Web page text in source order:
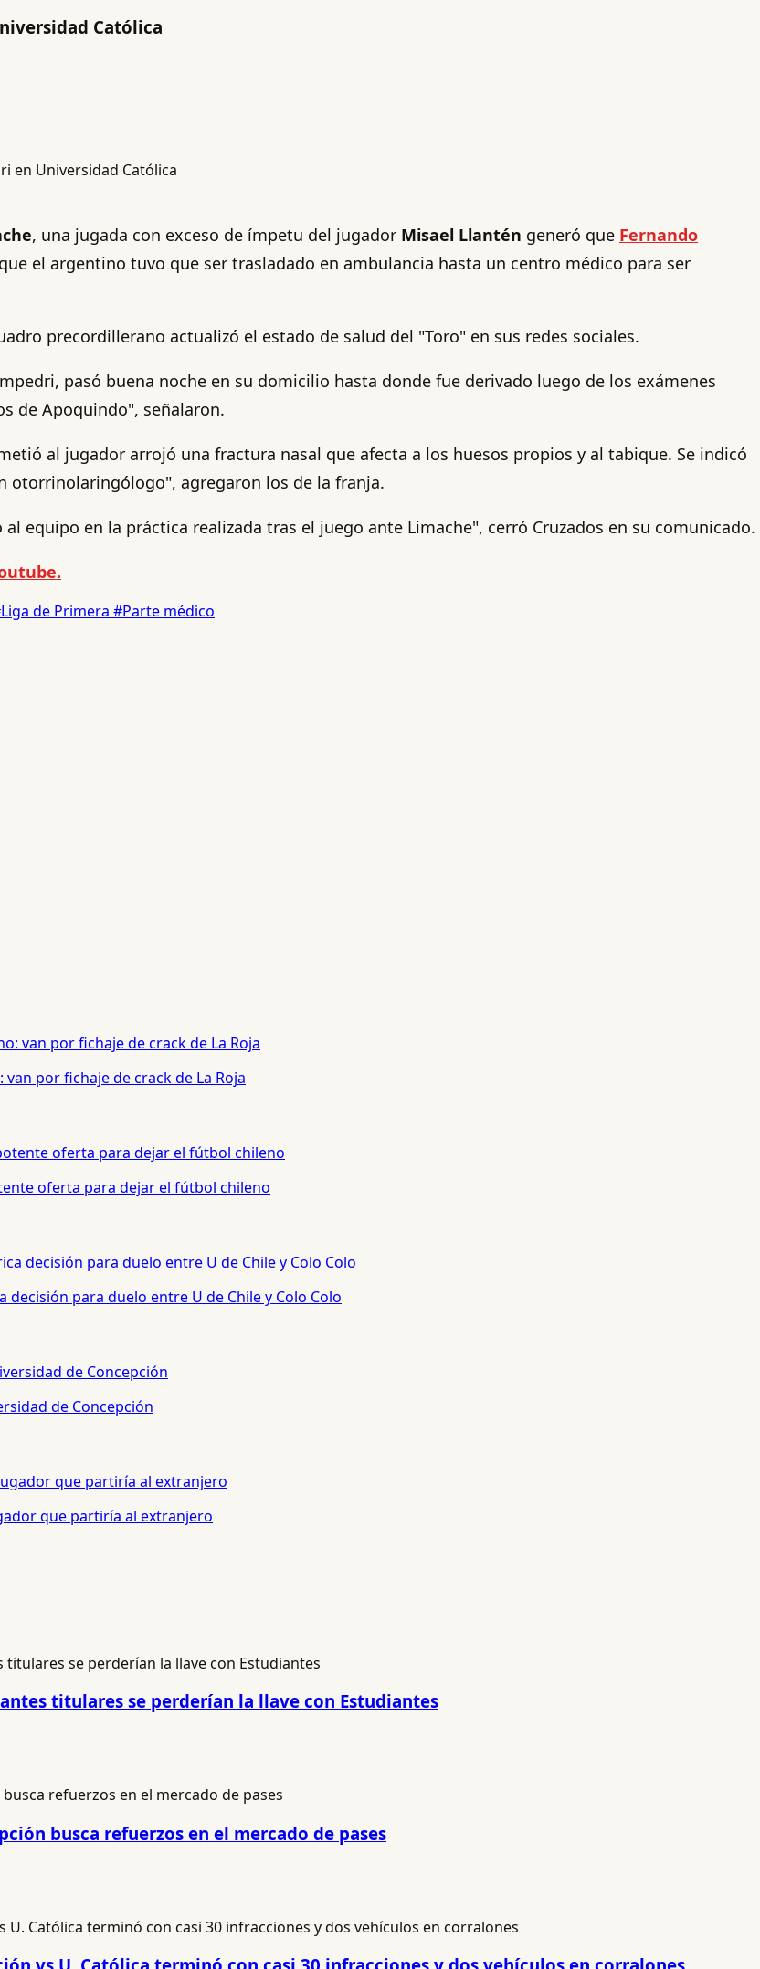
Católica
, una jugada con exceso de ímpetu del jugador Misael Llantén generó que Fernando
el argentino tuvo que ser trasladado en ambulancia hasta un centro médico para ser
precordillerano actualizó el estado de salud del "Toro" en sus redes sociales.
pasó buena noche en su domicilio hasta donde fue derivado luego de los exámenes
de Apoquindo", señalaron.
al jugador arrojó una fractura nasal que afecta a los huesos propios y al tabique. Se indicó
otorrinolaringólogo", agregaron los de la franja.
equipo en la práctica realizada tras el juego ante Limache", cerró Cruzados en su comunicado.
de Primera #Parte médico
por fichaje de crack de La Roja
oferta para dejar el fútbol chileno
para duelo entre U de Chile y Colo Colo
de Concepción
que partiría al extranjero
titulares se perderían la llave con Estudiantes
busca refuerzos en el mercado de pases